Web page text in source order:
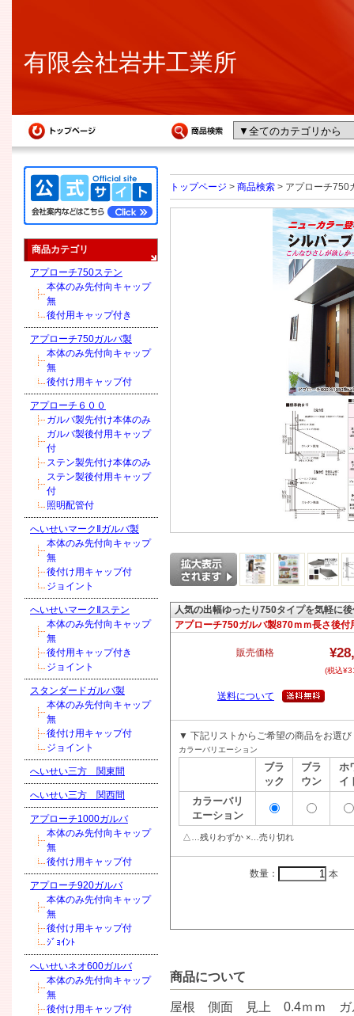
有限会社岩井工業所
商品カテゴリ
アプローチ750ステン
本体のみ先付向キャップ
無
後付用キャップ付き
アプローチ750ガルバ製
本体のみ先付向キャップ
無
後付け用キャップ付
アプローチ６００
ガルバ製先付け本体のみ
ガルバ製後付用キャップ
付
ステン製先付け本体のみ
ステン製後付用キャップ
付
照明配管付
へいせいマークⅡガルバ製
本体のみ先付向キャップ
無
後付け用キャップ付
ジョイント
へいせいマークⅡステン
本体のみ先付向キャップ
無
後付用キャップ付き
ジョイント
スタンダードガルバ製
本体のみ先付向キャップ
無
後付け用キャップ付
ジョイント
へいせい三方 関東間
へいせい三方 関西間
アプローチ1000ガルバ
本体のみ先付向キャップ
無
後付け用キャップ付
アプローチ920ガルバ
本体のみ先付向キャップ
無
後付け用キャップ付
ｼﾞｮｲﾝﾄ
へいせいネオ600ガルバ
本体のみ先付向キャップ
無
後付け用キャップ付
トップページ > 商品検索 > アプローチ750
人気の出幅ゆったり750タイプを気軽に
アプローチ750ガルバ製870ｍｍ長さ後付
販売価格
(税込
送料について
▼ 下記リストからご希望の商品をお選び
カラーバリエーション
ブラ
ック
ブラ
ウン
ホ
イ
カラーバリ
エーション
△…残りわずか ×…売り切れ
数量： 本
商品について
屋根 側面 見上 0.4ｍｍ ガ